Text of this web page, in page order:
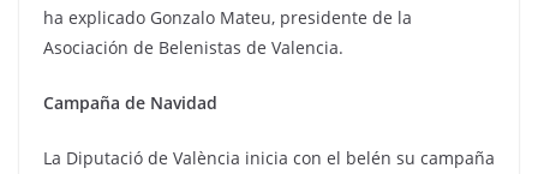
ha explicado Gonzalo Mateu, presidente de la
Asociación de Belenistas de Valencia.
Campaña de Navidad
La Diputació de València inicia con el belén su campaña